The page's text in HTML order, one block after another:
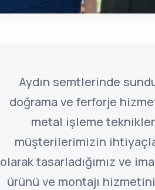
Aydın semtlerinde
doğrama ve ferforje
metal işleme
müşterilerimizin
olarak tasarladığımız ve
ürünü ve montajı